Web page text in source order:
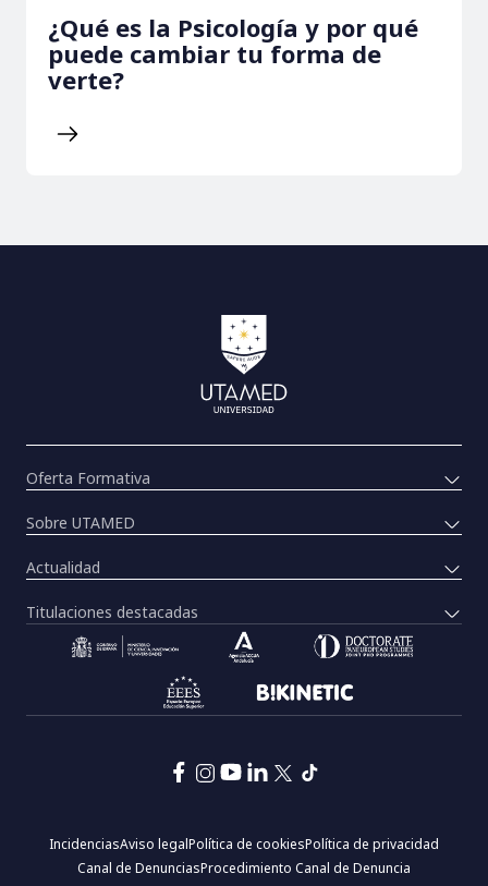
¿Qué es la Psicología y por qué
puede cambiar tu forma de
verte?
Oferta Formativa
Sobre UTAMED
Actualidad
Titulaciones destacadas
página:
IncidenciasAviso legalPolítica de cookiesPolítica de privacidad
Canal de DenunciasProcedimiento Canal de Denuncia